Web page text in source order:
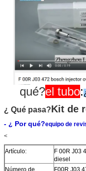
qué?el tubo:
¿ Qué pasa?Kit de
- ¿ Por qué?equipo de
<
Artículo:
F 00R J03
diesel
Número de
F00R J03